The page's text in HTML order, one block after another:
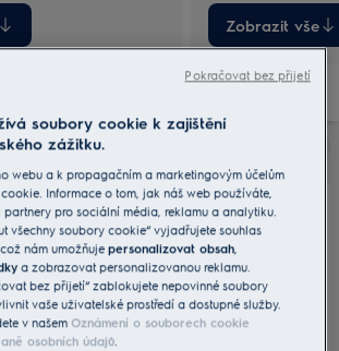
Zobrazit vše
soubory cookie k zajištění
zážitku.
webu a k propagačním a marketingovým účelům
Informace o tom, jak náš web používáte,
partnery pro sociální média, reklamu a analytiku.
všechny soubory cookie“ vyjadřujete souhlas
nám umožňujepersonalizovat obsah,
a zobrazovat personalizovanou reklamu.
bez přijetí“ zablokujete nepovinné soubory
vaše uživatelské prostředí a dostupné služby.
v našemOznámení o souborech cookie
osobních údajů.
Pokračovat bez přijetí